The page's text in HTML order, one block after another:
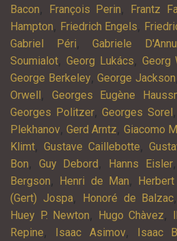
Bacon, François Perin, Frantz
Hampton, Friedrich Engels,
Gabriel Péri,Gabriele
Soumialot, Georg Lukács, Georg
George Berkeley,George Jackson
Orwell , Georges Eugène
Georges Politzer, Georges Sorel ,
Plekhanov,Gerd Arntz, Giacomo
Klimt, Gustave Caillebotte,
Bon, Guy Debord , Hanns Eisler,
Bergson, Henri de Man,
(Gert) Jospa, Honoré de Balzac,
Huey P. Newton, Hugo Chàvez,
Repine, Isaac Asimov, Isaac